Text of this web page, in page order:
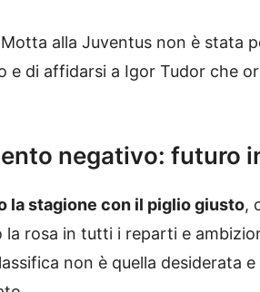
Motta alla Juventus non è stata
e di affidarsi a Igor Tudor che
negativo: futuro
la stagione con il piglio giusto,
rosa in tutti i reparti e
non è quella desiderata